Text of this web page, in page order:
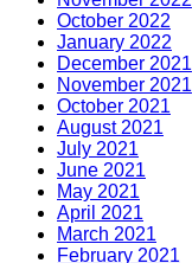
October 2022
January 2022
December 2021
November 2021
October 2021
August 2021
July 2021
June 2021
May 2021
April 2021
March 2021
February 2021